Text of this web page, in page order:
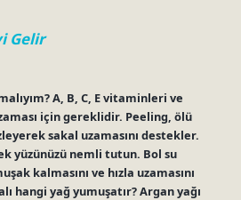
Gelir
A, B, C, E vitaminleri ve
için gereklidir. Peeling, ölü
sakal uzamasını destekler.
yüzünüzü nemli tutun. Bol su
kalmasını ve hızla uzamasını
hangi yağ yumuşatır? Argan yağı